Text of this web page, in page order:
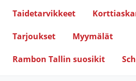
Taidetarvikkeet
Tarjoukset Myymälät
Rambon Tallin suosikit